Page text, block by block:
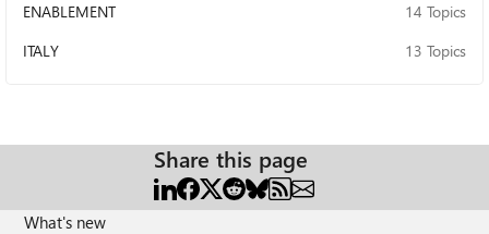
ENABLEMENT
14 Topics
ITALY
13 Topics
Share this page
What's new